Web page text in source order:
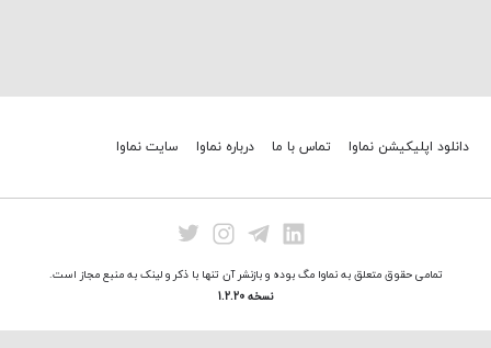
دانلود اپلیکیشن نماوا تماس با ما درباره نماوا سایت نماوا
تمامی حقوق متعلق به نماوا مگ بوده و بازنشر آن تنها با ذکر و لینک به منبع مجاز است.
نسخه 1.2.20